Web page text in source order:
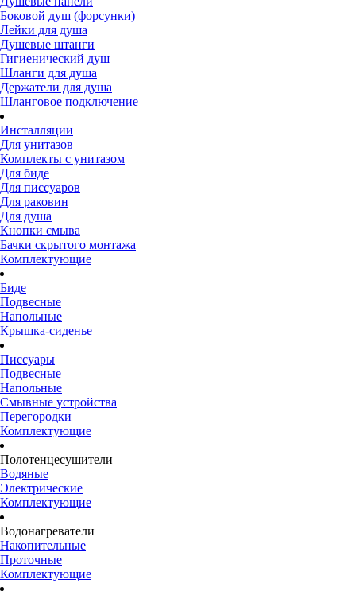
Боковой душ (форсунки)
Лейки для душа
Душевые штанги
Гигиенический душ
Шланги для душа
Держатели для душа
Шланговое подключение
Инсталляции
Для унитазов
Комплекты с унитазом
Для биде
Для писсуаров
Для раковин
Для душа
Кнопки смыва
Бачки скрытого монтажа
Комплектующие
Биде
Подвесные
Напольные
Крышка-сиденье
Писсуары
Подвесные
Напольные
Смывные устройства
Перегородки
Комплектующие
Полотенцесушители
Водяные
Электрические
Комплектующие
Водонагреватели
Накопительные
Проточные
Комплектующие